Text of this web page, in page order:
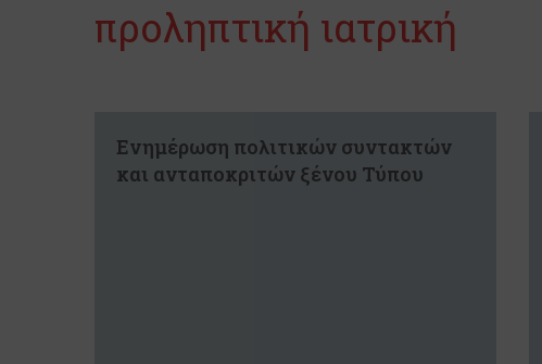
προληπτική ιατρική
Ενημέρωση πολιτικών συντακτών
και ανταποκριτών ξένου Τύπου